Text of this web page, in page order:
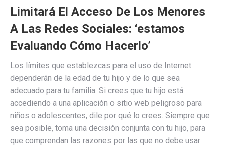
Limitará El Acceso De Los Menores
A Las Redes Sociales: ‘estamos
Evaluando Cómo Hacerlo’
Los límites que establezcas para el uso de Internet
dependerán de la edad de tu hijo y de lo que sea
adecuado para tu familia. Si crees que tu hijo está
accediendo a una aplicación o sitio web peligroso para
niños o adolescentes, dile por qué lo crees. Siempre que
sea posible, toma una decisión conjunta con tu hijo, para
que comprendan las razones por las que no debe usar